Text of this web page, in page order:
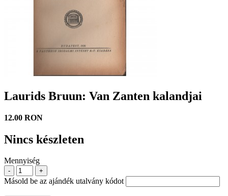
Laurids Bruun: Van Zanten kalandjai
12.00 RON
Nincs készleten
Mennyiség
- +
Másold be az ajándék utalvány kódot